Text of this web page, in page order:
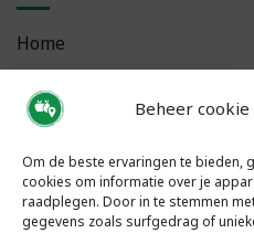
Beheer
Om de beste ervaringen te bieden,
cookies om informatie over je
raadplegen. Door in te stemmen
gegevens zoals surfgedrag of
Home
Bestellen
Meest gestelde vragen